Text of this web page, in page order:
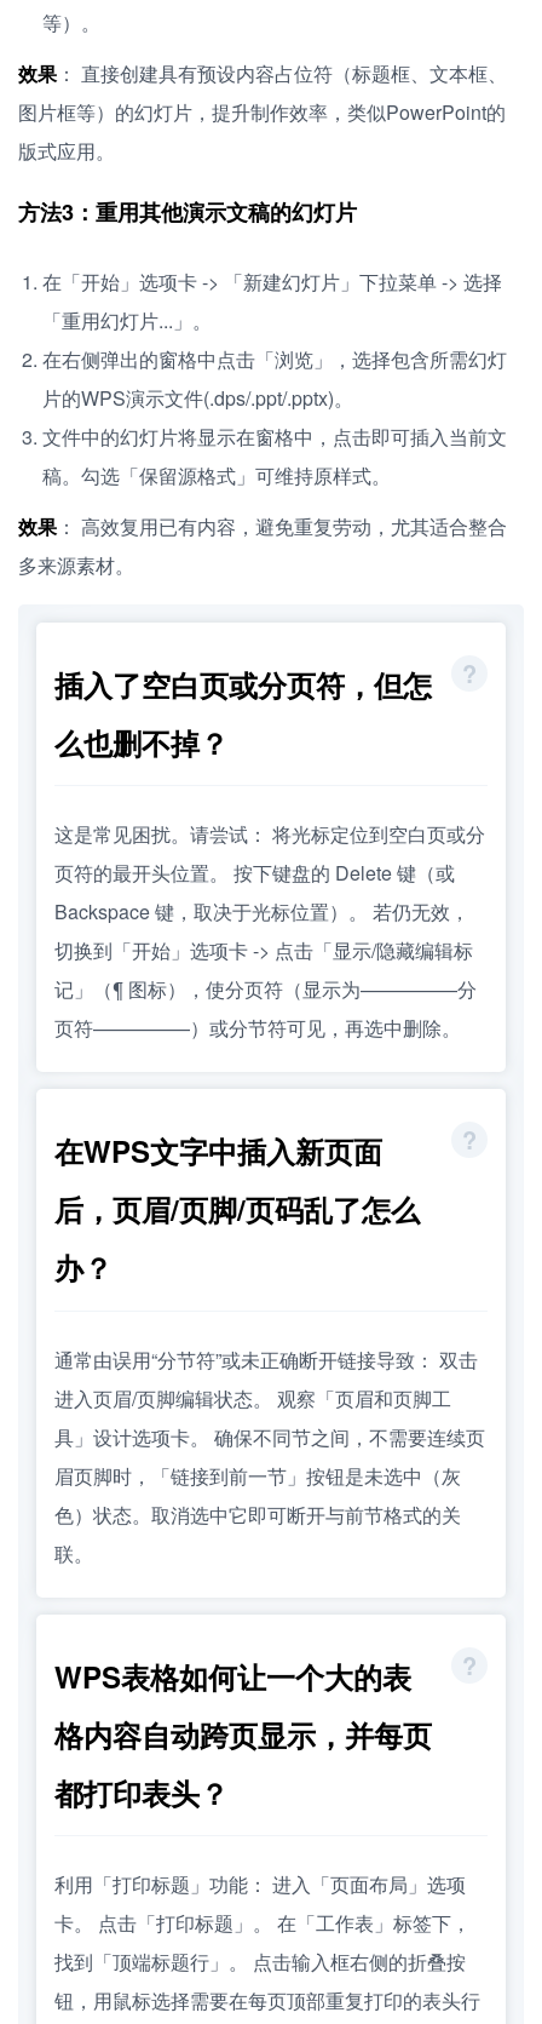
等）。
效果： 直接创建具有预设内容占位符（标题框、文本框、
图片框等）的幻灯片，提升制作效率，类似PowerPoint的
版式应用。
方法3：重用其他演示文稿的幻灯片
在「开始」选项卡 -> 「新建幻灯片」下拉菜单 -> 选择
「重用幻灯片...」。
在右侧弹出的窗格中点击「浏览」，选择包含所需幻灯
片的WPS演示文件(.dps/.ppt/.pptx)。
文件中的幻灯片将显示在窗格中，点击即可插入当前文
稿。勾选「保留源格式」可维持原样式。
效果： 高效复用已有内容，避免重复劳动，尤其适合整合
多来源素材。
插入了空白页或分页符，但怎
么也删不掉？
这是常见困扰。请尝试： 将光标定位到空白页或分
页符的最开头位置。 按下键盘的 Delete 键（或
Backspace 键，取决于光标位置）。 若仍无效，
切换到「开始」选项卡 -> 点击「显示/隐藏编辑标
记」（¶ 图标），使分页符（显示为—————分
页符—————）或分节符可见，再选中删除。
在WPS文字中插入新页面
后，页眉/页脚/页码乱了怎么
办？
通常由误用“分节符”或未正确断开链接导致： 双击
进入页眉/页脚编辑状态。 观察「页眉和页脚工
具」设计选项卡。 确保不同节之间，不需要连续页
眉页脚时，「链接到前一节」按钮是未选中（灰
色）状态。取消选中它即可断开与前节格式的关
联。
WPS表格如何让一个大的表
格内容自动跨页显示，并每页
都打印表头？
利用「打印标题」功能： 进入「页面布局」选项
卡。 点击「打印标题」。 在「工作表」标签下，
找到「顶端标题行」。 点击输入框右侧的折叠按
钮，用鼠标选择需要在每页顶部重复打印的表头行